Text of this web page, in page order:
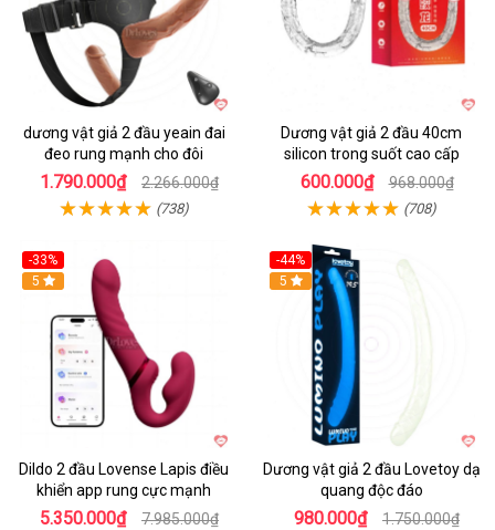
dương vật giả 2 đầu yeain đai
đeo rung mạnh cho đôi
1.790.000₫ 2.266.000₫
(738)
Dương vật giả 2 đầu 40cm
silicon trong suốt cao cấp
600.000₫ 968.000₫
(708)
-33%
5
Dildo 2 đầu Lovense Lapis điều
khiển app rung cực mạnh
5.350.000₫ 7.985.000₫
-44%
Hot
5
Dương vật giả 2 đầu Lovetoy dạ
quang độc đáo
980.000₫ 1.750.000₫